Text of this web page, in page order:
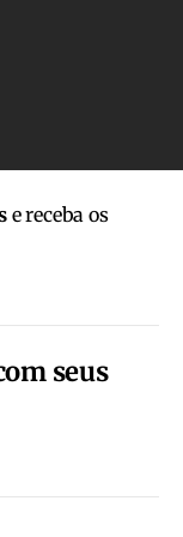
e receba os
seus